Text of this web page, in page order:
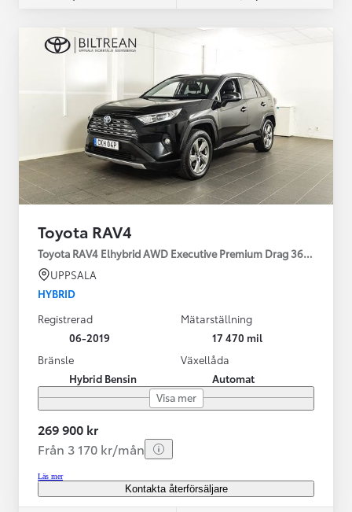
Toyota RAV4
Toyota RAV4 Elhybrid AWD Executive Premium Drag 360-kamera
UPPSALA
HYBRID
Registrerad
06-2019
Mätarställning
17 470 mil
Bränsle
Hybrid Bensin
Växellåda
Automat
Visa mer
269 900 kr
Från 3 170 kr/mån
Läs mer
Kontakta återförsäljare